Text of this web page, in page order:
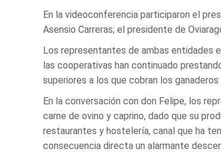
En la videoconferencia participaron el
Asensio Carreras; el presidente de
Los representantes de ambas entidades
las cooperativas han continuado
superiores a los que cobran los
En la conversación con don Felipe, los
carne de ovino y caprino, dado que su
restaurantes y hostelería, canal que ha
consecuencia directa un alarmante